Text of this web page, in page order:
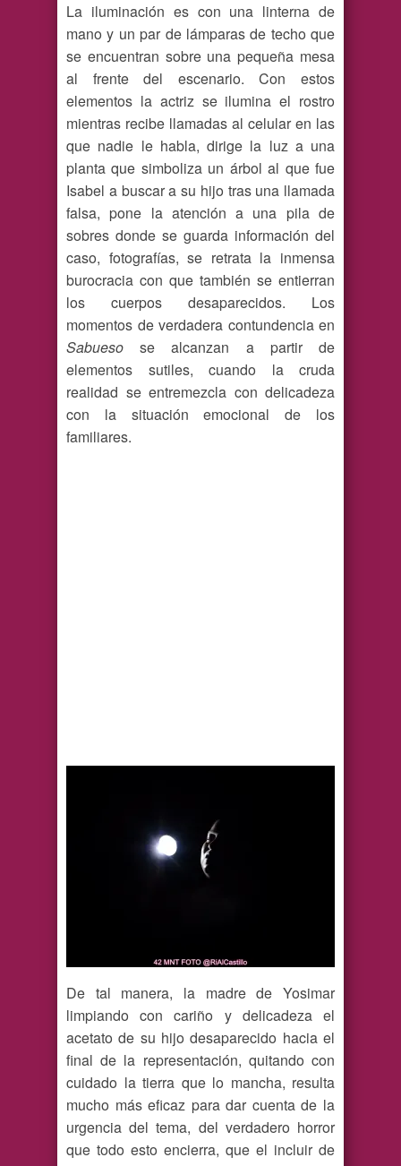
La iluminación es con una linterna de
mano y un par de lámparas de techo que
se encuentran sobre una pequeña mesa
al frente del escenario. Con estos
elementos la actriz se ilumina el rostro
mientras recibe llamadas al celular en las
que nadie le habla, dirige la luz a una
planta que simboliza un árbol al que fue
Isabel a buscar a su hijo tras una llamada
falsa, pone la atención a una pila de
sobres donde se guarda información del
caso, fotografías, se retrata la inmensa
burocracia con que también se entierran
los cuerpos desaparecidos. Los
momentos de verdadera contundencia en
Sabueso se alcanzan a partir de
elementos sutiles, cuando la cruda
realidad se entremezcla con delicadeza
con la situación emocional de los
familiares.
De tal manera, la madre de Yosimar
limpiando con cariño y delicadeza el
acetato de su hijo desaparecido hacia el
final de la representación, quitando con
cuidado la tierra que lo mancha, resulta
mucho más eficaz para dar cuenta de la
urgencia del tema, del verdadero horror
que todo esto encierra, que el incluir de